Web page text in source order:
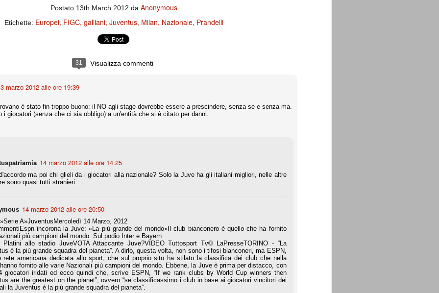
Postato 13th March 2012 da Anonymous
Etichette: Europei FIGC galliani Juventus Milan Nazionale Prandelli
31 Visualizza commenti
marzo 2012 alle ore 19:39
è stato fin troppo buono: il NO agli stage dovrebbe essere a prescindere, senza se e senza ma.
i giocatori (senza che ci sia obbligo) a un'entità che si è citato per danni.
14 marzo 2012 alle ore 14:25
ma poi chi glieli da i giocatori alla nazionale? Solo la Juve ha gli italiani migliori, nelle altre
sono quasi tutti stranieri.....
14 marzo 2012 alle ore 20:50
A»JuventusMercoledì 14 Marzo, 2012
incorona la Juve: «La più grande del mondo»Il club bianconero è quello che ha fornito
più campioni del mondo. Sul podio Inter e Bayern
Platini allo stadio JuveVOTA Attaccante Juve?VIDEO Tuttosport Tv© LaPresseTORINO - “La
è la più grande squadra del pianeta”. A dirlo, questa volta, non sono i tifosi bianconeri, ma ESPN,
rete americana dedicata allo sport, che sul proprio sito ha stilato la classifica dei club che nella
fornito alle varie Nazionali più campioni del mondo. Ebbene, la Juve è prima per distacco, con
giocatori iridati ed ecco quindi che, scrive ESPN, “If we rank clubs by World Cup winners then
are the greatest on the planet”, ovvero “se classificassimo i club in base ai giocatori vincitori dei
la Juventus è la più grande squadra del pianeta”.
solo a 10 minuti dalla fine, dopo essere rimasta in 10 uomini.
regalato un'urna non facile alle italiane, specialmente alla Juventus,
Donetsk (Ucr), Malmoe (Sve)
Galatasaray (Tur), Astana (Kaz).
di sfortuna. Partita sbagliata come impostazione, a cominciare
la gestione della stessa. Può succedere. Oggi anche Allegri ha
falso, o c'è qualcosa di più?
della sentenza di primo grado del processo sportivo
polemica sviluppatasi in questi giorni, soprattutto fra tifosi
che ognuno tiri l'acqua al suo mulino e difenda strenuamente il
presenza o dell'assenza di prove. Ci interessa invece altro.
Teramo, l'ingiustizia sportiva
Nei giorni scorsi abbiamo ricevuto alcuni messaggi di amici
teramani, che ci chiedevano spazio per la loro vicenda, al limite
Ce ne occupiamo volentieri.